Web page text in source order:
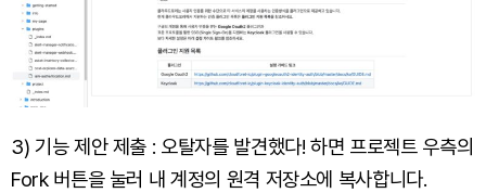
3) 기능 제안 제출 : 오탈자를 발견했다! 하면 프로젝트 우측의
Fork 버튼을 눌러 내 계정의 원격 저장소에 복사합니다.